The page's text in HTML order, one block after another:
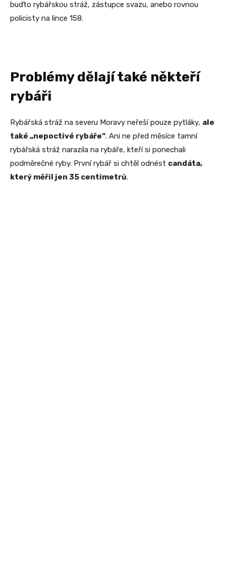
buďto rybářskou stráž, zástupce svazu, anebo rovnou
policisty na lince 158.
Problémy dělají také někteří
rybáři
Rybářská stráž na severu Moravy neřeší pouze pytláky, ale
také „nepoctivé rybáře“. Ani ne před měsíce tamní
rybářská stráž narazila na rybáře, kteří si ponechali
podměrečné ryby. První rybář si chtěl odnést candáta,
který měřil jen 35 centimetrů.